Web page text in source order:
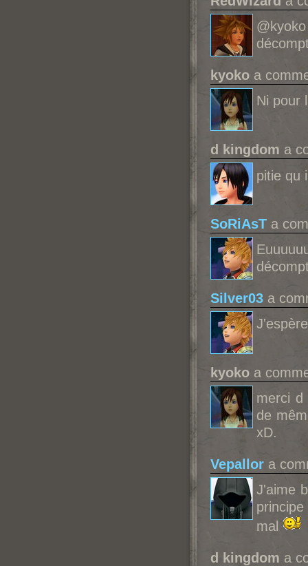
kyoko a
Ni pour
d kingdom a
pitie qu
SoRiAsT a
Silver03 a
kyoko a
merci d
de
xD.
Vepallor a
J'aime
mal
d kingdom a